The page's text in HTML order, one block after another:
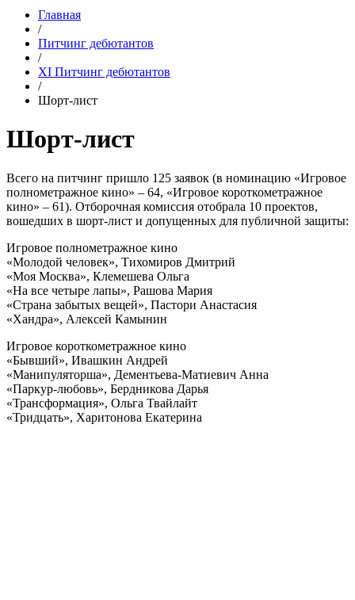
Главная
/
Питчинг дебютантов
/
XI Питчинг дебютантов
/
Шорт-лист
Шорт-лист
Всего на питчинг пришло 125 заявок (в номинацию «Игровое
полнометражное кино» – 64, «Игровое короткометражное
кино» – 61). Отборочная комиссия отобрала 10 проектов,
вошедших в шорт-лист и допущенных для публичной защиты:
Игровое полнометражное кино
«Молодой человек», Тихомиров Дмитрий
«Моя Москва», Клемешева Ольга
«На все четыре лапы», Рашова Мария
«Страна забытых вещей», Пастори Анастасия
«Хандра», Алексей Камынин
Игровое короткометражное кино
«Бывший», Ивашкин Андрей
«Манипуляторша», Дементьева-Матиевич Анна
«Паркур-любовь», Бердникова Дарья
«Трансформация», Ольга Твайлайт
«Тридцать», Харитонова Екатерина